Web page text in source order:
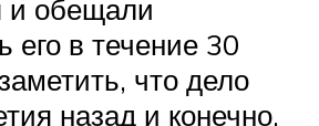
и обещали
его в течение 30
что дело
назад и конечно,